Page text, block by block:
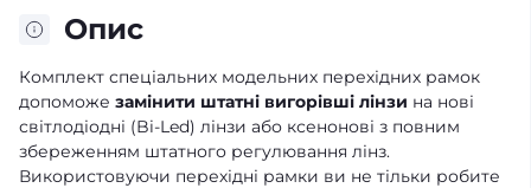
Опис
Комплект спеціальних модельних перехідних рамок
допоможе замінити штатні вигорівші лінзи на нові
світлодіодні (Bi-Led) лінзи або ксенонові з повним
збереженням штатного регулювання лінз.
Використовуючи перехідні рамки ви не тільки робите